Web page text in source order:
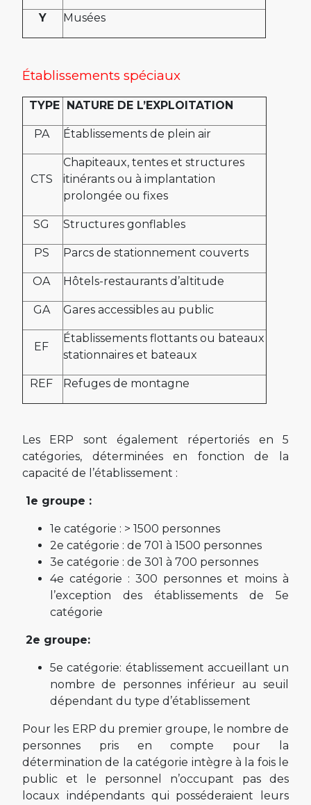
Y Musées
Établissements spéciaux
TYPE NATURE DE L’EXPLOITATION
PA Établissements de plein air
CTS
Chapiteaux, tentes et structures
itinérants ou à implantation
prolongée ou fixes
SG Structures gonflables
PS Parcs de stationnement couverts
OA Hôtels-restaurants d’altitude
GA Gares accessibles au public
EF
Établissements flottants ou bateaux
stationnaires et bateaux
REF Refuges de montagne
Les ERP sont également répertoriés en 5
catégories, déterminées en fonction de la
capacité de l’établissement :
1e groupe :
1e catégorie : > 1500 personnes
2e catégorie : de 701 à 1500 personnes
3e catégorie : de 301 à 700 personnes
4e catégorie : 300 personnes et moins à
l’exception des établissements de 5e
catégorie
2e groupe:
5e catégorie: établissement accueillant un
nombre de personnes inférieur au seuil
dépendant du type d’établissement
Pour les ERP du premier groupe, le nombre de
personnes pris en compte pour la
détermination de la catégorie intègre à la fois le
public et le personnel n’occupant pas des
locaux indépendants qui posséderaient leurs